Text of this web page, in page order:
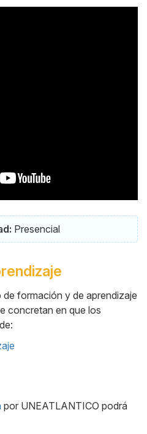
Presencial
formación y de aprendizaje
concretan en que los
por UNEATLANTICO podrá